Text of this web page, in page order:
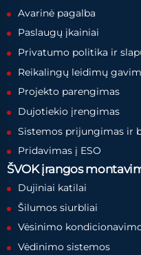
Avarinė pagalba
Paslaugų įkainiai
Privatumo politika ir
Reikalingų leidimų
Projekto parengimas
Dujotiekio įrengimas
Sistemos prijungimas ir
Pridavimas į ESO
ŠVOK įrangos
Dujiniai katilai
Šilumos siurbliai
Vėsinimo
Vėdinimo sistemos